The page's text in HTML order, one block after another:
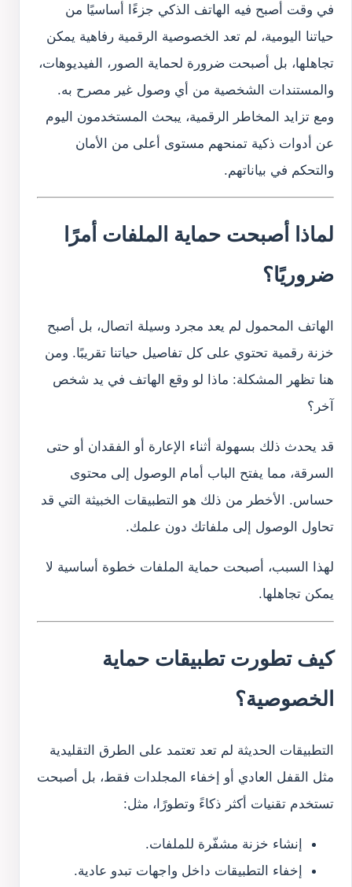
في وقت أصبح فيه الهاتف الذكي جزءًا أساسيًا من
حياتنا اليومية، لم تعد الخصوصية الرقمية رفاهية يمكن
تجاهلها، بل أصبحت ضرورة لحماية الصور، الفيديوهات،
والمستندات الشخصية من أي وصول غير مصرح به.
ومع تزايد المخاطر الرقمية، يبحث المستخدمون اليوم
عن أدوات ذكية تمنحهم مستوى أعلى من الأمان
والتحكم في بياناتهم.
لماذا أصبحت حماية الملفات أمرًا
ضروريًا؟
الهاتف المحمول لم يعد مجرد وسيلة اتصال، بل أصبح
خزنة رقمية تحتوي على كل تفاصيل حياتنا تقريبًا. ومن
هنا تظهر المشكلة: ماذا لو وقع الهاتف في يد شخص
آخر؟
قد يحدث ذلك بسهولة أثناء الإعارة أو الفقدان أو حتى
السرقة، مما يفتح الباب أمام الوصول إلى محتوى
حساس. الأخطر من ذلك هو التطبيقات الخبيثة التي قد
تحاول الوصول إلى ملفاتك دون علمك.
لهذا السبب، أصبحت حماية الملفات خطوة أساسية لا
يمكن تجاهلها.
كيف تطورت تطبيقات حماية
الخصوصية؟
التطبيقات الحديثة لم تعد تعتمد على الطرق التقليدية
مثل القفل العادي أو إخفاء المجلدات فقط، بل أصبحت
تستخدم تقنيات أكثر ذكاءً وتطورًا، مثل:
إنشاء خزنة مشفّرة للملفات.
إخفاء التطبيقات داخل واجهات تبدو عادية.